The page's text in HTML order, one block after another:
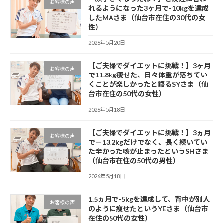
お客様の声
れるようになった3ヶ月で-10kgを達成
したMAさま（仙台市在住の30代の女
性）
2026年5月20日
お客様の声
【ご夫婦でダイエットに挑戦！】3ヶ月
で11.8kg痩せた、日々体重が落ちてい
くことが楽しかったと語るSYさま（仙
台市在住の50代の女性）
2026年5月18日
お客様の声
【ご夫婦でダイエットに挑戦！】3ヵ月
で－13.2kgだけでなく、長く続いてい
た辛かった咳が止まったというSHさま
（仙台市在住の50代の男性）
2026年5月18日
お客様の声
1.5ヵ月で-5kgを達成して、背中が別人
のように痩せたというYEさま（仙台市
在住の50代の女性）